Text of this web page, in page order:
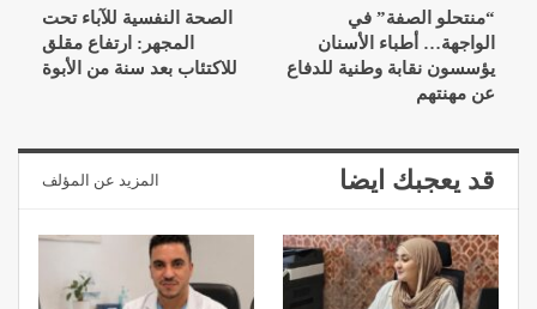
“منتحلو الصفة” في
الواجهة… أطباء الأسنان
يؤسسون نقابة وطنية للدفاع
عن مهنتهم
الصحة النفسية للآباء تحت
المجهر: ارتفاع مقلق
للاكتئاب بعد سنة من الأبوة
قد يعجبك ايضا المزيد عن المؤلف